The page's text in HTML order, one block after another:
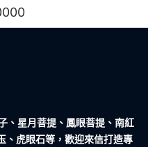
、星月菩提、鳳眼菩提、南紅
、虎眼石等，歡迎來信打造專